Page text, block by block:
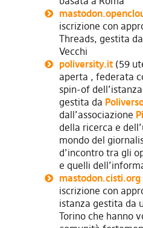
iscrizione con
Threads, gestita
Vecchi
poliversity.it(59
aperta , federata
spin-of
gestita da
dall’associazione
della ricerca e
mondo del
d’incontro tra gli
e quelli
mastodon.cisti.org
iscrizione con
istanza gestita da
Torino che hanno